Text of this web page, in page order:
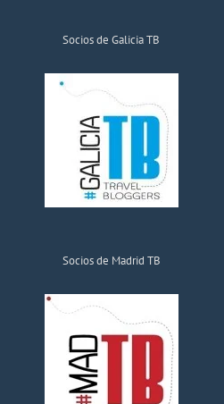
Socios de Galicia TB
Socios de Madrid TB